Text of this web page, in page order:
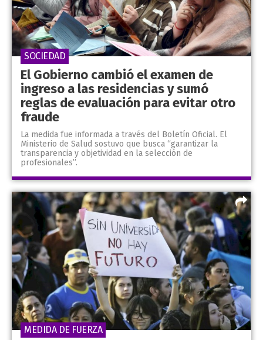
El Gobierno cambió el examen de
ingreso a las residencias y sumó
reglas de evaluación para evitar otro
fraude
La medida fue informada a través del Boletín Oficial. El
Ministerio de Salud sostuvo que busca “garantizar la
transparencia y objetividad en la selección de
profesionales”.
SOCIEDAD
MEDIDA DE FUERZA